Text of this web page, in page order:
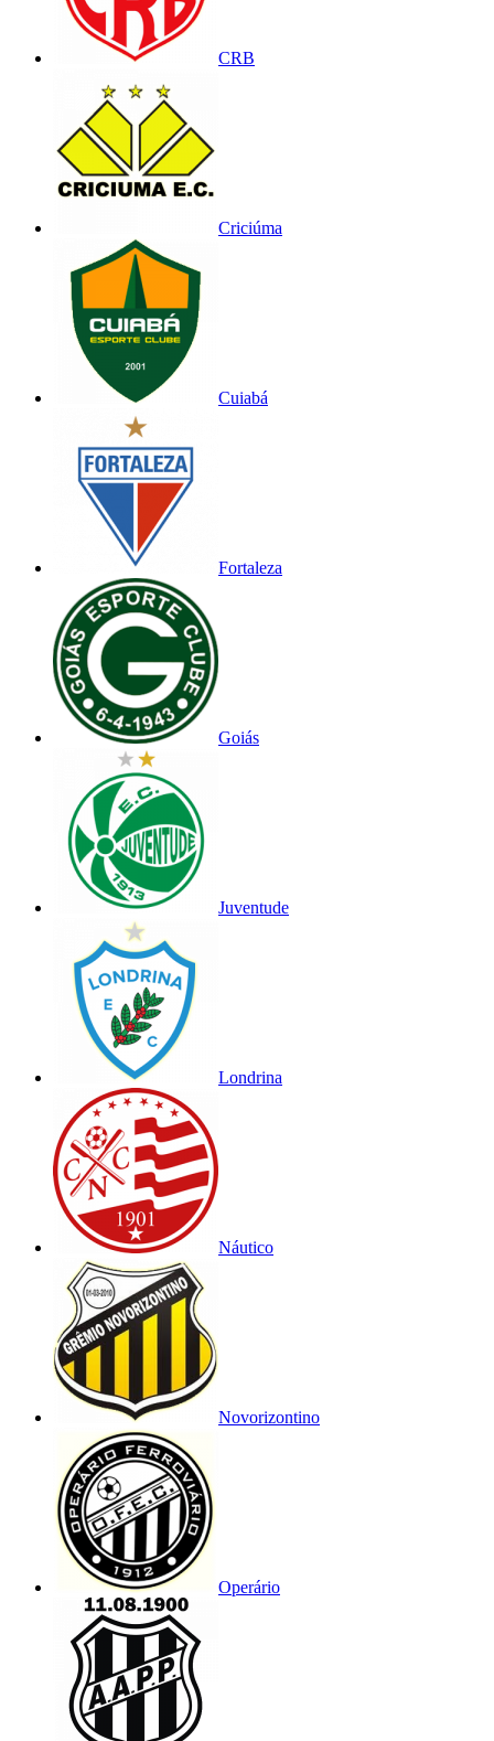
CRB
Criciúma
Cuiabá
Fortaleza
Goiás
Juventude
Londrina
Náutico
Novorizontino
Operário